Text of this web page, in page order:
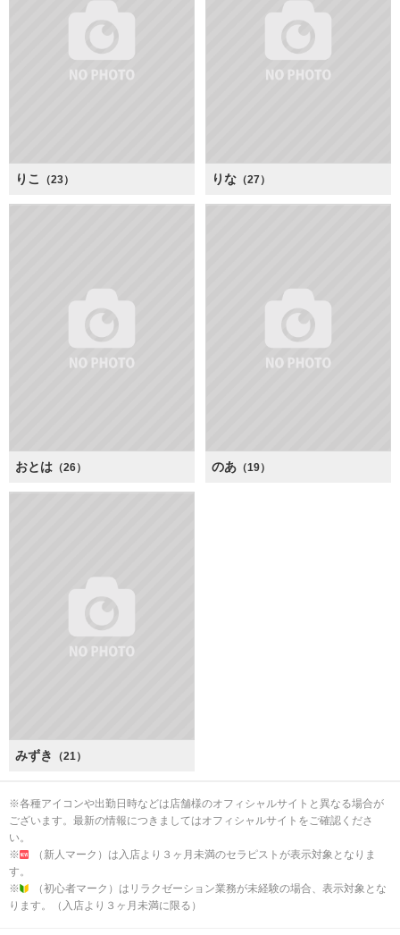
りこ （23） りな （27）
おとは （26） のあ （19）
みずき （21）
※各種アイコンや出勤日時などは店舗様のオフィシャルサイトと異なる場合が
ございます。最新の情報につきましてはオフィシャルサイトをご確認くださ
い。
※
（新人マーク）は入店より３ヶ月未満のセラピストが表示対象となりま
す。
※
（初心者マーク）はリラクゼーション業務が未経験の場合、表示対象とな
ります。（入店より３ヶ月未満に限る）